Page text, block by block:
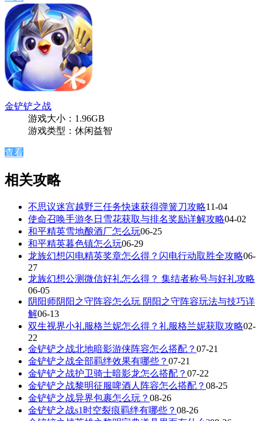
金铲铲之战
游戏大小：1.96GB
游戏类型：休闲益智
查看
相关攻略
不思议迷宫越野三任务快速获得弹簧刀攻略11-04
使命召唤手游冬日雪花获取与排名奖励详解攻略04-02
和平精英雪地酿酒厂怎么玩06-25
和平精英暮色镇怎么玩06-29
龙族幻想闪电精英奖章怎么得？闪电行动取胜全攻略06-
27
龙族幻想公测微信好礼怎么得？ 集结者称号与好礼攻略
06-05
阴阳师阴阳之守阵容怎么玩 阴阳之守阵容玩法与技巧详
解06-13
双生视界小礼服格兰妮怎么得？礼服格兰妮获取攻略02-
22
金铲铲之战北地暗影游侠阵容怎么搭配？ 07-21
金铲铲之战全部羁绊效果有哪些？ 07-21
金铲铲之战护卫骑士暗影龙怎么搭配？ 07-22
金铲铲之战黎明征服啤酒人阵容怎么搭配？ 08-25
金铲铲之战异界包裹怎么玩？ 08-26
金铲铲之战s1时空裂痕羁绊有哪些？ 08-26